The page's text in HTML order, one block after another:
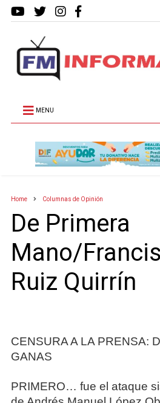
MENU
Home Columnas de Opinión
De Primera
Mano/
Ruiz Quirrín
CENSURA A LA PRENSA:
GANAS
PRIMERO… fue el ataque